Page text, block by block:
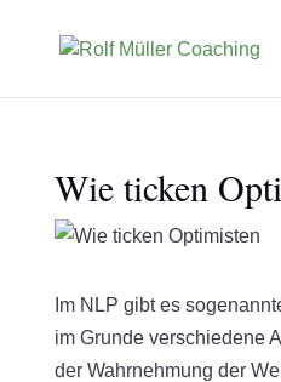
Wie ticken
Im NLP gibt es
im Grunde verschiedene
der Wahrnehmung der